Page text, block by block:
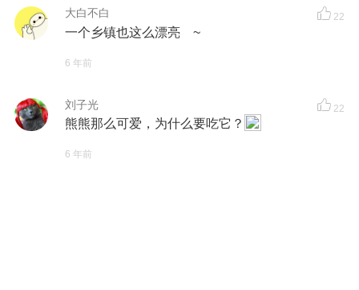
大白不白 22
一个乡镇也这么漂亮 ~
6 年前
刘子光 22
熊熊那么可爱，为什么要吃它？
6 年前